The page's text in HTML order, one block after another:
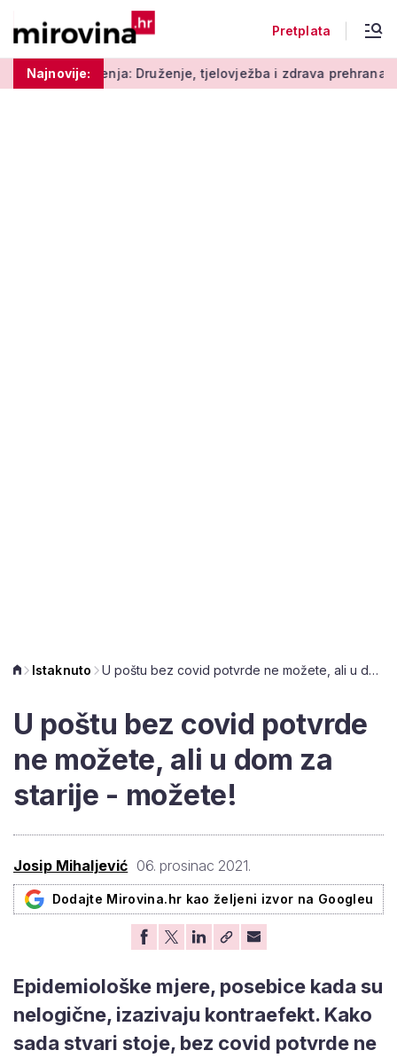
Pretplata
Najnovije:
Druženje, tjelovježba i zdrava prehrana za umirovljenike
Istaknuto U poštu bez covid potvrde ne možete, ali u dom za starije - možete!
U poštu bez covid potvrde
ne možete, ali u dom za
starije - možete!
Josip Mihaljević 06. prosinac 2021.
Dodajte Mirovina.hr kao željeni izvor na Googleu
Epidemiološke mjere, posebice kada su
nelogične, izazivaju kontraefekt. Kako
sada stvari stoje, bez covid potvrde ne